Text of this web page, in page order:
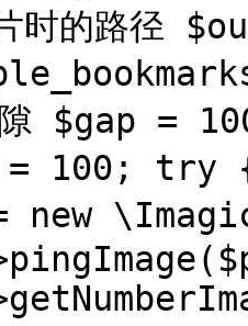
时的路径
隙 $gap =
= 100; try
new